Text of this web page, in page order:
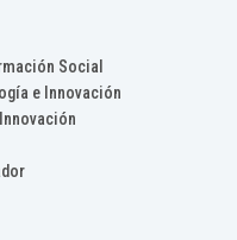
Social
e Innovación